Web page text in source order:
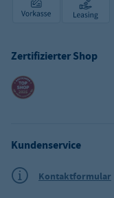
Zertifizierter Shop
Kundenservice
Kontaktformular